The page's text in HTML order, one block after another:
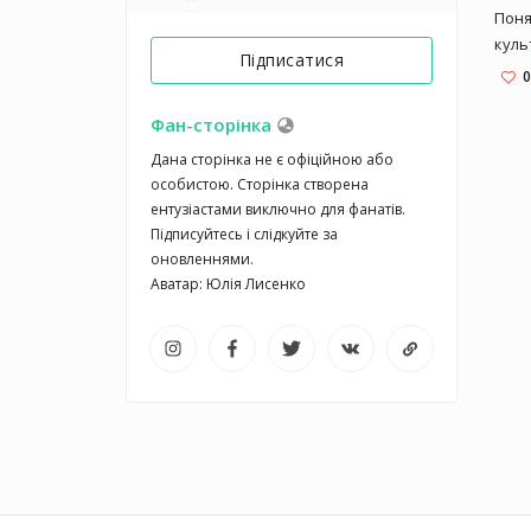
Підписатися
Фан-сторінка
Дана сторінка не є офіційною або
особистою. Сторінка створена
ентузіастами виключно для фанатів.
Підписуйтесь і слідкуйте за
оновленнями.
0